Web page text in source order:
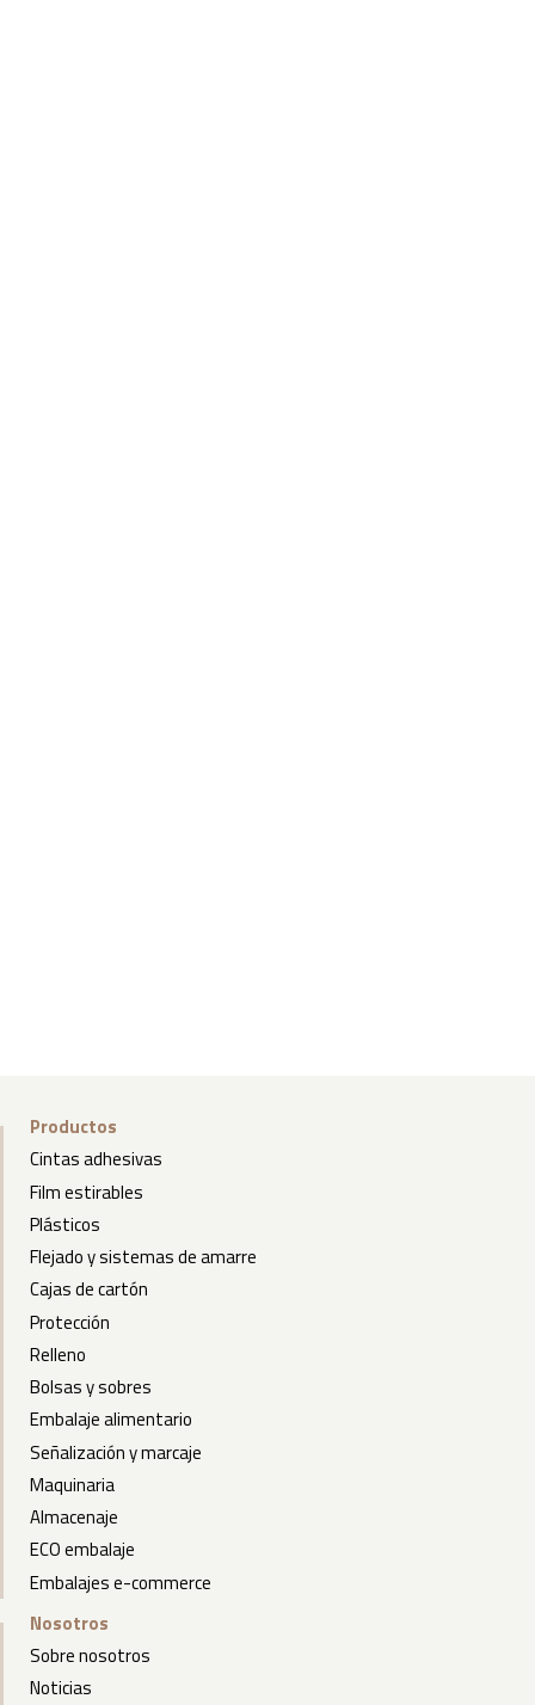
Productos
Cintas adhesivas
Film estirables
Plásticos
Flejado y sistemas de amarre
Cajas de cartón
Protección
Relleno
Bolsas y sobres
Embalaje alimentario
Señalización y marcaje
Maquinaria
Almacenaje
ECO embalaje
Embalajes e-commerce
Nosotros
Sobre nosotros
Noticias